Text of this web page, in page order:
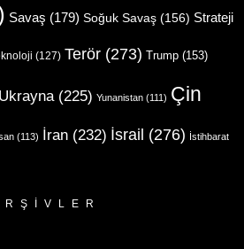
Savaş (179) Soğuk Savaş (156) Strateji
(127) Terör (273) Trump (153)
Ukrayna(225) Yunanistan (111) Çin
(113) İran (232) İsrail (276) İstihbarat